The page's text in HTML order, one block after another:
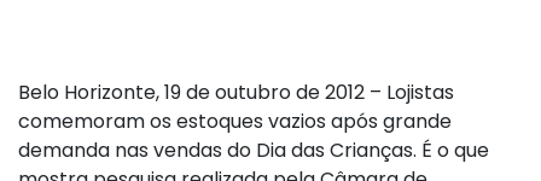
Belo Horizonte, 19 de outubro de 2012 – Lojistas
comemoram os estoques vazios após grande
demanda nas vendas do Dia das Crianças. É o que